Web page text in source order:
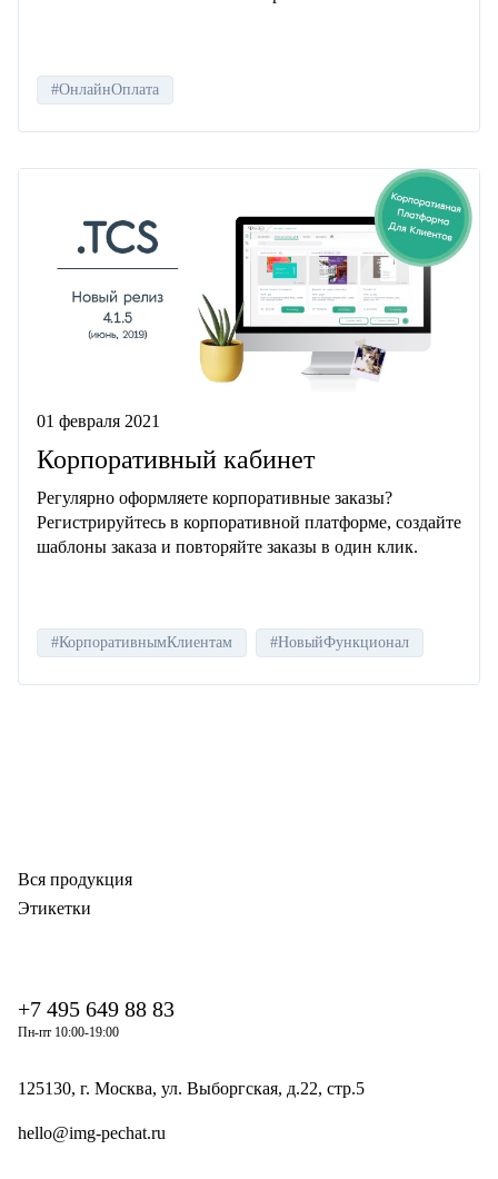
#ОнлайнОплата
01 февраля 2021
Корпоративный кабинет
Регулярно оформляете корпоративные заказы?
Регистрируйтесь в корпоративной платформе, создайте
шаблоны заказа и повторяйте заказы в один клик.
#КорпоративнымКлиентам #НовыйФункционал
Вся продукция
Этикетки
+7 495 649 88 83
Пн-пт 10:00-19:00
125130, г. Москва, ул. Выборгская, д.22, стр.5
hello@img-pechat.ru